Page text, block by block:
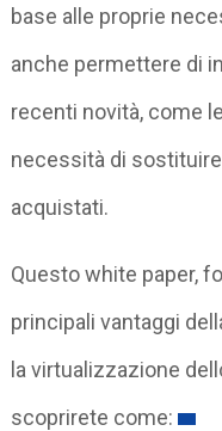
base alle proprie
anche permettere di
recenti novità, come
necessità di
acquistati.
Questo white paper,
principali vantaggi
la virtualizzazione
scoprirete come: